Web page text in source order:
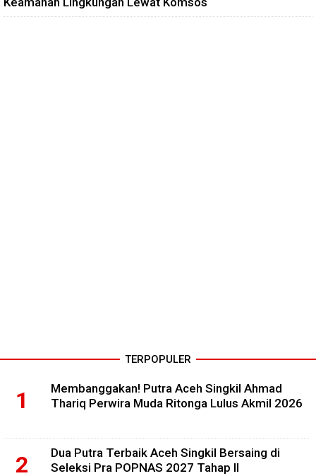
TERPOPULER
Membanggakan! Putra Aceh Singkil Ahmad
Thariq Perwira Muda Ritonga Lulus Akmil 2026
Dua Putra Terbaik Aceh Singkil Bersaing di
Seleksi Pra POPNAS 2027 Tahap II